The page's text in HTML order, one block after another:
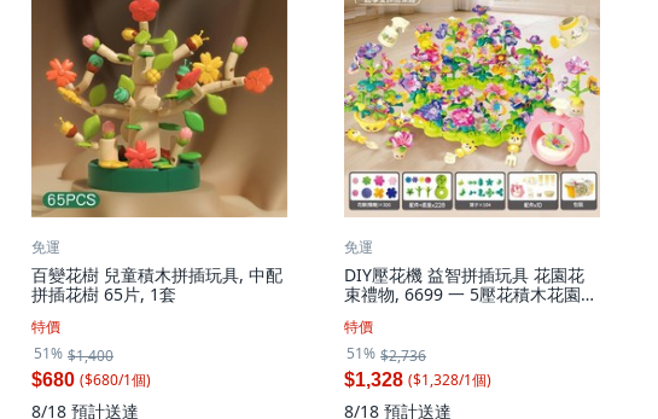
免運
百變花樹 兒童積木拼插玩具, 中配
拼插花樹 65片, 1套
特價
51% $1,400
$680 ($680/1個)
8/18 預計送達
免運
DIY壓花機 益智拼插玩具 花園花
束禮物, 6699 一 5壓花積木花園收
特價
51% $2,736
$1,328 ($1,328/1個)
8/18 預計送達